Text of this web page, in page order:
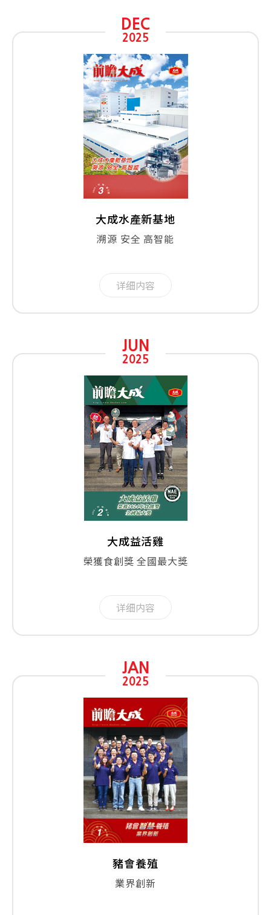
DEC
2025
大成水產新基地
溯源 安全 高智能
详细内容
JUN
2025
大成益活雞
榮獲食創獎 全國最大獎
详细内容
JAN
2025
豬會養殖
業界創新